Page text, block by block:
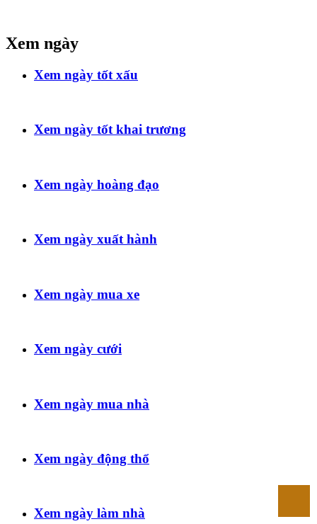
Xem ngày
Xem ngày tốt xấu
Xem ngày tốt khai trương
Xem ngày hoàng đạo
Xem ngày xuất hành
Xem ngày mua xe
Xem ngày cưới
Xem ngày mua nhà
Xem ngày động thổ
Xem ngày làm nhà